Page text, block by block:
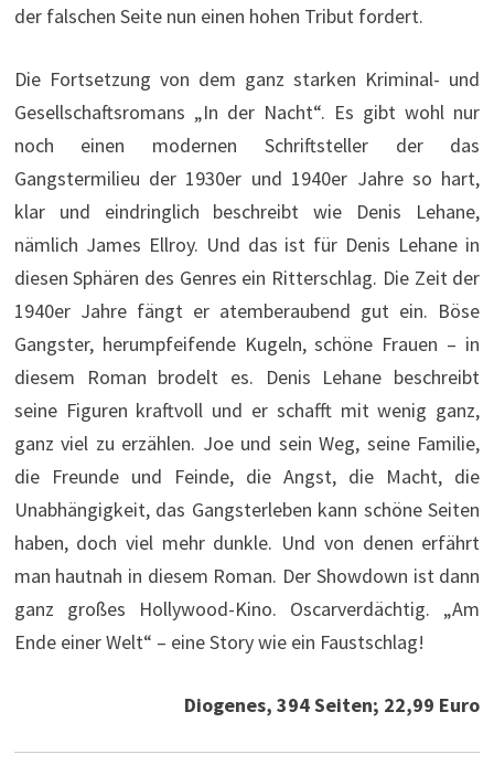
der falschen Seite nun einen hohen Tribut fordert.
Die Fortsetzung von dem ganz starken Kriminal- und
Gesellschaftsromans „In der Nacht“. Es gibt wohl nur
noch einen modernen Schriftsteller der das
Gangstermilieu der 1930er und 1940er Jahre so hart,
klar und eindringlich beschreibt wie Denis Lehane,
nämlich James Ellroy. Und das ist für Denis Lehane in
diesen Sphären des Genres ein Ritterschlag. Die Zeit der
1940er Jahre fängt er atemberaubend gut ein. Böse
Gangster, herumpfeifende Kugeln, schöne Frauen – in
diesem Roman brodelt es. Denis Lehane beschreibt
seine Figuren kraftvoll und er schafft mit wenig ganz,
ganz viel zu erzählen. Joe und sein Weg, seine Familie,
die Freunde und Feinde, die Angst, die Macht, die
Unabhängigkeit, das Gangsterleben kann schöne Seiten
haben, doch viel mehr dunkle. Und von denen erfährt
man hautnah in diesem Roman. Der Showdown ist dann
ganz großes Hollywood-Kino. Oscarverdächtig. „Am
Ende einer Welt“ – eine Story wie ein Faustschlag!
Diogenes, 394 Seiten; 22,99 Euro